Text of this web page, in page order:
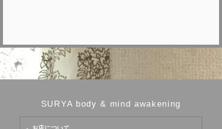
SURYA body & mind awakening